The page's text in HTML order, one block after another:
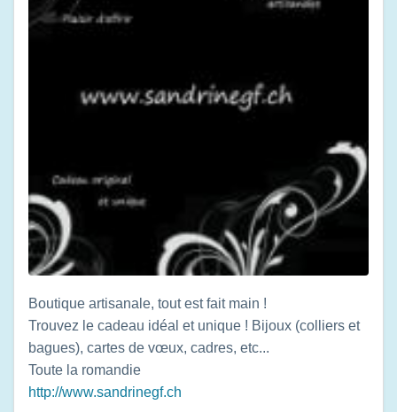
Boutique artisanale, tout est fait main !
Trouvez le cadeau idéal et unique ! Bijoux (colliers et
bagues), cartes de vœux, cadres, etc...
Toute la romandie
http://www.sandrinegf.ch